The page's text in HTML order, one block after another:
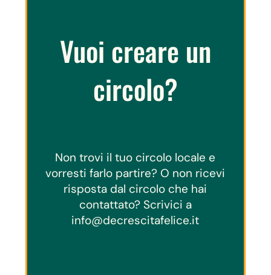
Vuoi creare un
circolo?
Non trovi il tuo circolo locale e
vorresti farlo partire? O non ricevi
risposta dal circolo che hai
contattato? Scrivici a
info@decrescitafelice.it